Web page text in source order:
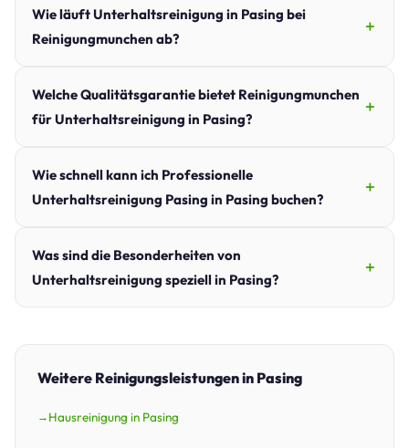
Wie läuft Unterhaltsreinigung in Pasing bei
Reinigungmunchen ab?
Welche Qualitätsgarantie bietet Reinigungmunchen
für Unterhaltsreinigung in Pasing?
Wie schnell kann ich Professionelle
Unterhaltsreinigung Pasing in Pasing buchen?
Was sind die Besonderheiten von
Unterhaltsreinigung speziell in Pasing?
Weitere Reinigungsleistungen in Pasing
Hausreinigung in Pasing